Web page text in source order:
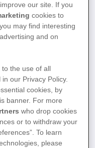
voor
dragen. Het
moet
met
ook
tijdens de
contact
arts.
our site. If you
cookies to
may find interesting
and on
to the use of all
our Privacy Policy.
cookies, by
banner. For more
who drop cookies
or to withdraw your
To learn
please